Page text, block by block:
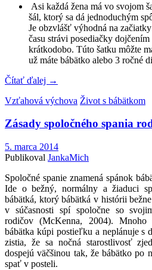
Asi každá žena má vo svojom
šál, ktorý sa dá jednoduchým
Je obzvlášť výhodná na
času strávi posediačky
krátkodobo. Túto šatku môžte
už máte bábätko alebo 3 ročné
Čítať ďalej →
Vzťahová výchova Život s bábätkom
Zásady spoločného spania
5. marca 2014
Publikoval JankaMich
Spoločné spanie znamená spánok
Ide o bežný, normálny a žiaduci
bábätká, ktorý bábätká v histórii
v súčasnosti spí spoločne so
rodičov (McKenna, 2004).
bábätka kúpi postieľku a neplánuje s
zistia, že sa nočná starostlivosť
dospejú väčšinou tak, že bábätko po
spať v posteli.